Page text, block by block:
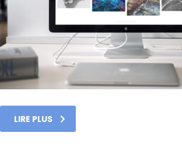
LIRE PLUS